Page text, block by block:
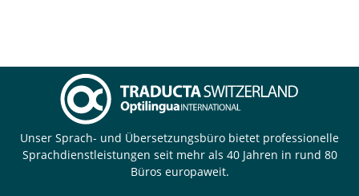
Unser Sprach- und Übersetzungsbüro bietet professionelle
Sprachdienstleistungen seit mehr als 40 Jahren in rund 80
Büros europaweit.